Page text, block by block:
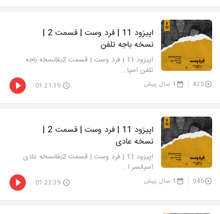
اپیزود 11 | فرد وست | قسمت 2 |
نسخه باجه تلفن
اپیزود 11 | فرد وست | قسمت 2بقانسخه باجه
تلفن اسپا...
425 1 سال پیش 01:21:19
اپیزود 11 | فرد وست | قسمت 2 |
نسخه عادی
اپیزود 11 | فرد وست | قسمت 2بقانسخه عادی
اسپانسر ا...
946 1 سال پیش 01:22:39